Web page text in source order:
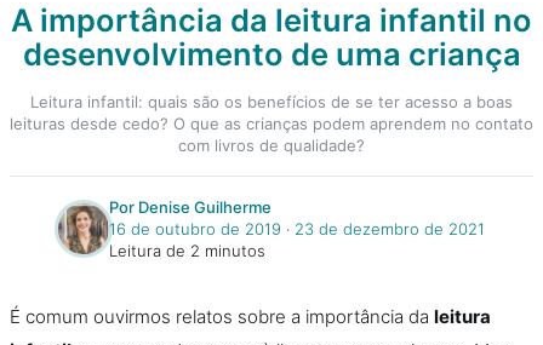
A importância da leitura infantil no
desenvolvimento de uma criança
Leitura infantil: quais são os benefícios de se ter acesso a boas
leituras desde cedo? O que as crianças podem aprendem no contato
com livros de qualidade?
Por Denise Guilherme
16 de outubro de 2019 ‧ 23 de dezembro de 2021
Leitura de 2 minutos
É comum ouvirmos relatos sobre a importância da leitura